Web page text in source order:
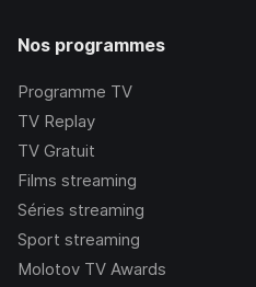
Nos programmes
Programme TV
TV Replay
TV Gratuit
Films streaming
Séries streaming
Sport streaming
Molotov TV Awards